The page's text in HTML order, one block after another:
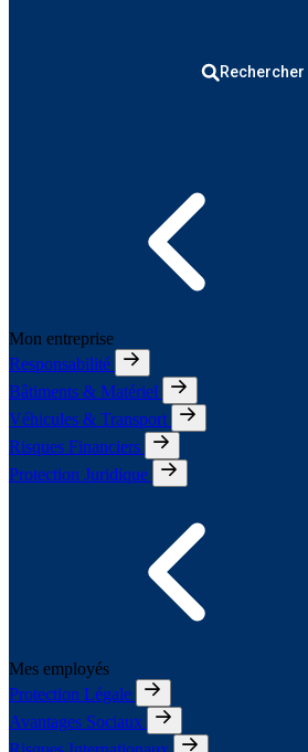
Rechercher
Mon entreprise
Responsabilité
Bâtiments & Matériel
Véhicules & Transport
Risques Financiers
Protection Juridique
Mes employés
Protection Légale
Avantages Sociaux